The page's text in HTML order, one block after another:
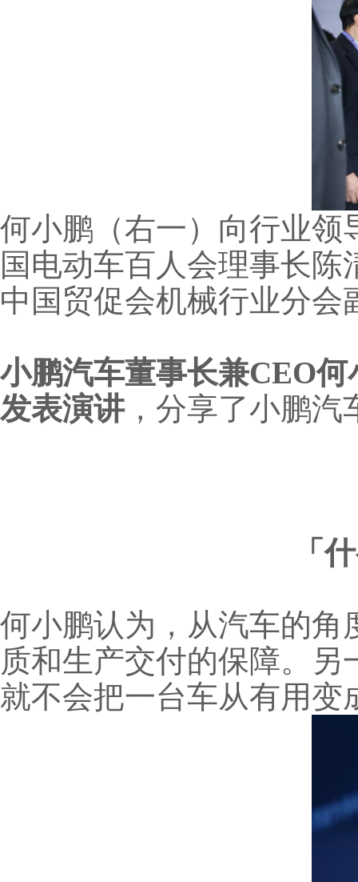
何小鹏（右一）向行业领
国电动车百人会理事长
中国贸促会机械行业分会
小鹏汽车董事长兼CEO
发表演讲，分享了小鹏汽
「
何小鹏认为，从汽车的角
质和生产交付的保障。
就不会把一台车从有用变